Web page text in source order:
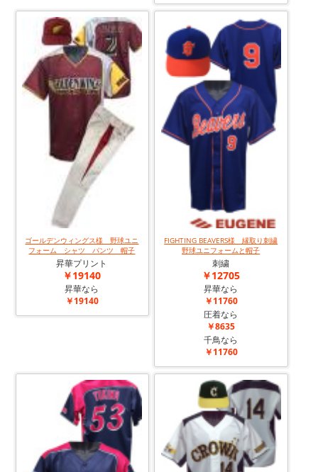
ゴールデンウィングス様 野球ユニ
フォーム シャツ パンツ 帽子
昇華プリント
￥19140
昇華なら
￥19140
FIGHTING BEAVERS様 縁取り刺繍
野球ユニフォームと帽子
刺繍
￥12705
昇華なら
￥11760
圧着なら
￥8635
千鳥なら
￥11760